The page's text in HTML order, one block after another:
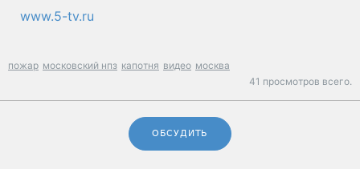
www.5-tv.ru
пожар московский нпз капотня видео москва
41 просмотров всего.
ОБСУДИТЬ